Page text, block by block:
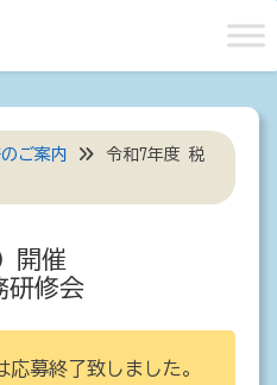
ご案内
令和7年度 税
開催
研修会
募終了致しました。